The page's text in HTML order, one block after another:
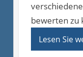
bewerten zu
Lesen Sie